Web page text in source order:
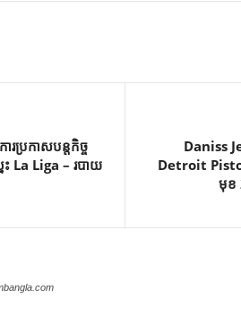
ប្រកាសបន្តកិច្ច
La Liga – របាយ
Daniss
Detroit
មុខ